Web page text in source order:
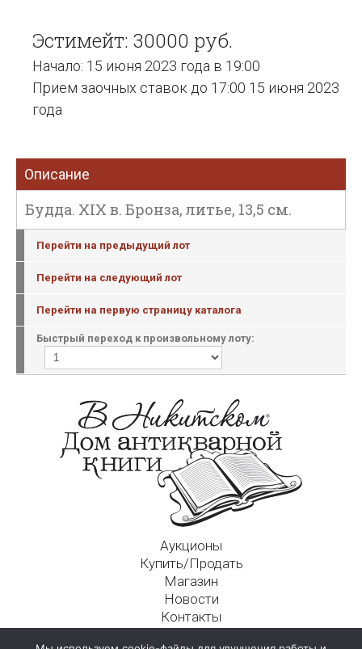
Эстимейт: 30000 руб.
Начало: 15 июня 2023 года в 19:00
Прием заочных ставок до 17:00 15 июня 2023
года
Описание
Будда. XIX в. Бронза, литье, 13,5 см.
Перейти на предыдущий лот
Перейти на следующий лот
Перейти на первую страницу каталога
Быстрый переход к произвольному лоту:
Аукционы
Купить/Продать
Магазин
Новости
Контакты